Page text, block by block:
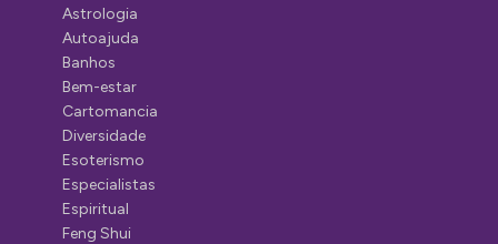
Astrologia
Autoajuda
Banhos
Bem-estar
Cartomancia
Diversidade
Esoterismo
Especialistas
Espiritual
Feng Shui